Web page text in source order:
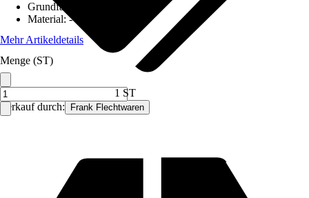
Verkauf durch: Frank Flechtwaren
Grundfarbe
Material:-
Mehr Artikeldetails
Menge (ST)
1 ST